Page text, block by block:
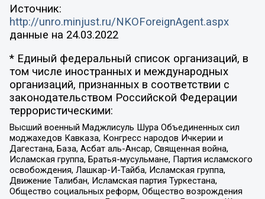
Источник:
http://unro.minjust.ru/NKOForeignAgent.aspx
данные на 24.03.2022
* Единый федеральный список организаций, в
том числе иностранных и международных
организаций, признанных в соответствии с
законодательством Российской Федерации
террористическими:
Высший военный Маджлисуль Шура Объединенных сил
моджахедов Кавказа, Конгресс народов Ичкерии и
Дагестана, База, Асбат аль-Ансар, Священная война,
Исламская группа, Братья-мусульмане, Партия исламского
освобождения, Лашкар-И-Тайба, Исламская группа,
Движение Талибан, Исламская партия Туркестана,
Общество социальных реформ, Общество возрождения